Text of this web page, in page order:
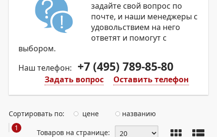
задайте свой вопрос по
почте, и наши менеджеры с
удовольствием на него
ответят и помогут с
выбором.
Наш телефон:
+7 (495) 789-85-80
Оставить телефон
Задать вопрос
Сортировать по: цене
названию
1
Товаров на странице: